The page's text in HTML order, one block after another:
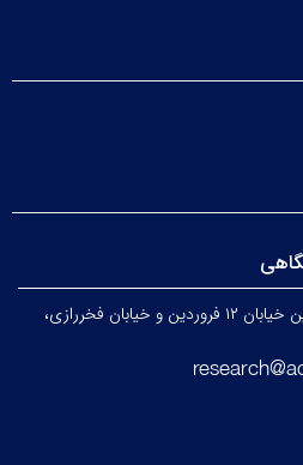
تهران، خیابان انقلاب، بین خیابان ۱۲ فروردین و خیابان فخررازی،